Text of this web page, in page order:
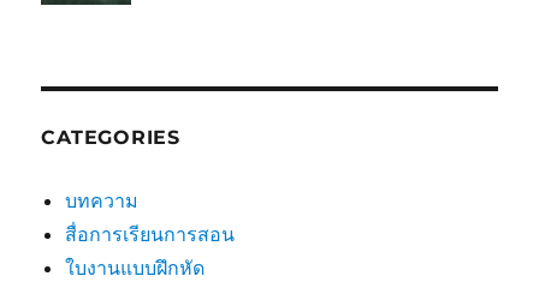
CATEGORIES
บทความ
สื่อการเรียนการสอน
ใบงานแบบฝึกหัด